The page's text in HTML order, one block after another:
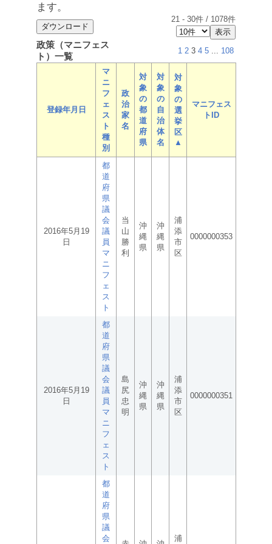
ます。
21 - 30件 / 1078件
政策（マニフェス
ト）一覧
1 2 3 4 5 ... 108
登録年月日
マ
ニ
フ
ェ
ス
ト
種
別
政
治
家
名
対
象
の
都
道
府
県
対
象
の
自
治
体
名
対
象
の
選
挙
区
▲
マニフェス
トID
2016年5月19
日
都
道
府
県
議
会
議
員
マ
ニ
フ
ェ
ス
ト
当
山
勝
利
沖
縄
県
沖
縄
県
浦
添
市
区
0000000353
2016年5月19
日
都
道
府
県
議
会
議
員
マ
ニ
フ
ェ
ス
ト
島
尻
忠
明
沖
縄
県
沖
縄
県
浦
添
市
区
0000000351
都
道
府
県
議
会
浦